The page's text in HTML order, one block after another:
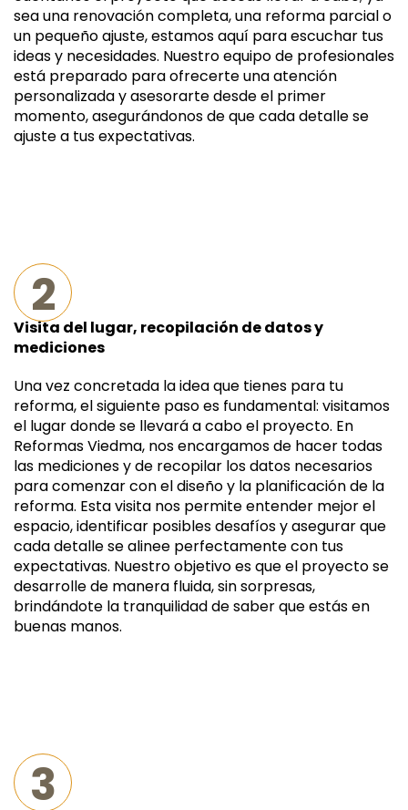
sea una renovación completa, una reforma parcial o
un pequeño ajuste, estamos aquí para escuchar tus
ideas y necesidades. Nuestro equipo de profesionales
está preparado para ofrecerte una atención
personalizada y asesorarte desde el primer
momento, asegurándonos de que cada detalle se
ajuste a tus expectativas.
2
Visita del lugar, recopilación de datos y
mediciones
Una vez concretada la idea que tienes para tu
reforma, el siguiente paso es fundamental: visitamos
el lugar donde se llevará a cabo el proyecto. En
Reformas Viedma, nos encargamos de hacer todas
las mediciones y de recopilar los datos necesarios
para comenzar con el diseño y la planificación de la
reforma. Esta visita nos permite entender mejor el
espacio, identificar posibles desafíos y asegurar que
cada detalle se alinee perfectamente con tus
expectativas. Nuestro objetivo es que el proyecto se
desarrolle de manera fluida, sin sorpresas,
brindándote la tranquilidad de saber que estás en
buenas manos.
3